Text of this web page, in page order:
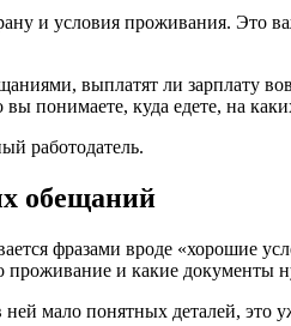
и условия проживания. Это
выплатят ли зарплату
куда едете, на
работодатель.
обещаний
фразами вроде «хорошие
проживание и какие документы
мало понятных деталей, это